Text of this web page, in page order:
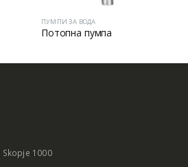
ПУМПИ ЗА ВОДА
Потопна пумпа
Skopje 1000